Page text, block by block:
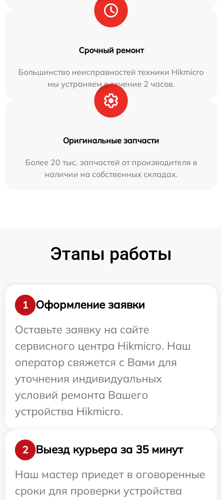
Срочный ремонт
Большинство неисправностей техники Hikmicro
мы устраняем в течение 2 часов.
Оригинальные запчасти
Более 20 тыс. запчастей от производителя в
наличии на собственных складах.
Этапы работы
1
Оформление заявки
Оставьте заявку на сайте
сервисного центра Hikmicro. Наш
оператор свяжется с Вами для
уточнения индивидуальных
условий ремонта Вашего
устройства Hikmicro.
2
Выезд курьера за 35 минут
Наш мастер приедет в оговоренные
сроки для проверки устройства